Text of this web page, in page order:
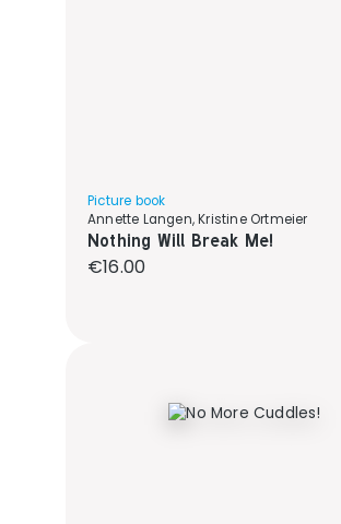
Picture book
Annette Langen, Kristine Ortmeier
Nothing Will Break Me!
Regular price:
€16.00